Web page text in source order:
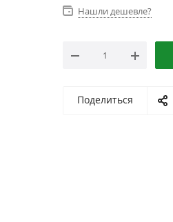
Нашли дешевле?
Поделиться